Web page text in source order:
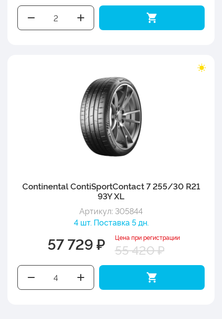
Continental ContiSportContact 7 255/30 R21
93Y XL
Артикул: 305844
4 шт. Поставка 5 дн.
57 729 ₽ Цена при регистрации
55 420 ₽